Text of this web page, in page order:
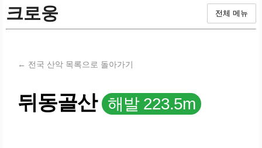
크로웅 전체 메뉴
← 전국 산악 목록으로 돌아가기
뒤동골산 해발 223.5m